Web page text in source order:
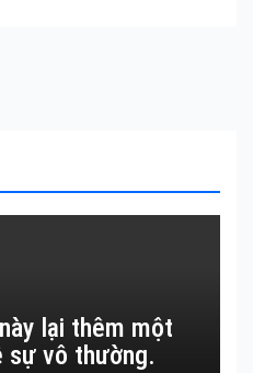
lại thêm một
sự vô thường.